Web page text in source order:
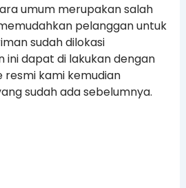
umum merupakan salah
pelanggan untuk
sudah dilokasi
ini dapat di lakukan dengan
resmi kami kemudian
sudah ada sebelumnya.